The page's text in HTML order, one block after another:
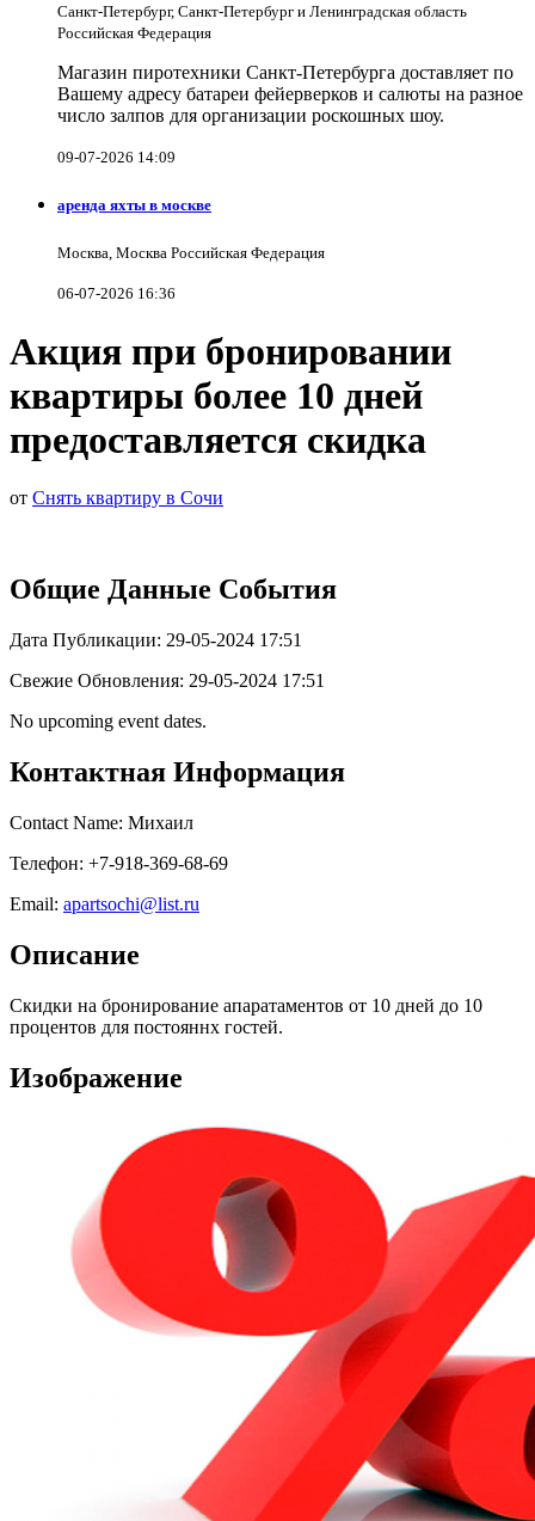
Санкт-Петербург, Санкт-Петербург и Ленинградская область
Российская Федерация
Магазин пиротехники Санкт-Петербурга доставляет по
Вашему адресу батареи фейерверков и салюты на разное
число залпов для организации роскошных шоу.
09-07-2026 14:09
аренда яхты в москве
Москва, Москва Российская Федерация
06-07-2026 16:36
Акция при бронировании
квартиры более 10 дней
предоставляется скидка
от Снять квартиру в Сочи
Общие Данные События
Дата Публикации: 29-05-2024 17:51
Свежие Обновления: 29-05-2024 17:51
No upcoming event dates.
Контактная Информация
Contact Name: Михаил
Телефон: +7-918-369-68-69
Email: apartsochi@list.ru
Описание
Скидки на бронирование апаратаментов от 10 дней до 10
процентов для постояннх гостей.
Изображение